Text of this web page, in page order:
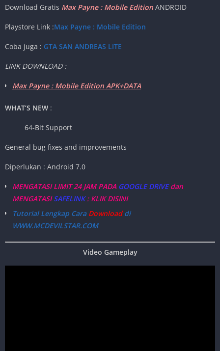
Download Gratis Max Payne : Mobile Edition ANDROID
Playstore Link :Max Payne : Mobile Edition
Coba juga : GTA SAN ANDREAS LITE
LINK DOWNLOAD :
Max Payne : Mobile Edition APK+DATA
WHAT’S NEW :
64-Bit Support
General bug fixes and improvements
Diperlukan : Android 7.0
MENGATASI LIMIT 24 JAM PADA GOOGLE DRIVEdan
MENGATASISAFELINK: KLIK DISINI
Tutorial Lengkap CaraDownloaddi
WWW.MCDEVILSTAR.COM
Video Gameplay